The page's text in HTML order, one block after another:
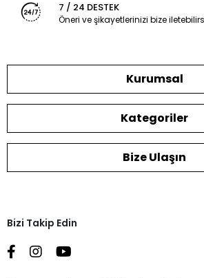
7 / 24 DESTEK
Öneri ve şikayetlerinizi bize
Kurumsal
Kategoriler
Bize Ulaşın
Bizi Takip Edin